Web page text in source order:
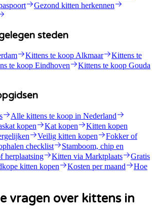
Gezond kitten herkennen
steden
Kittens te koop Alkmaar
Kittens te
te koop Eindhoven Kittens te koop Gouda
Alle kittens te koop in Nederland
kopen Kat kopen
Kitten kopen
Veilig kitten kopen
Fokker of
checklist
Stamboom, chip en
herplaatsing Kitten via Marktplaats
Gratis
kitten kopen Kosten per maand
Hoe
vragen over kittens in